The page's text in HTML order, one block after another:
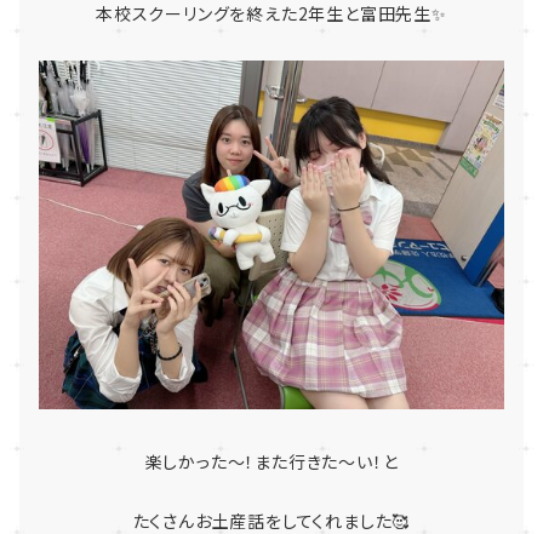
本校スクーリングを終えた2年生と富田先生✨
楽しかった～！また行きた～い！と
たくさんお土産話をしてくれました🥰